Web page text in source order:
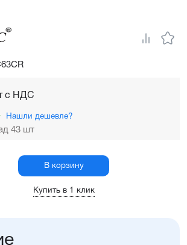
c НДС
Нашли дешевле?
43 шт
В корзину
Купить в 1 клик